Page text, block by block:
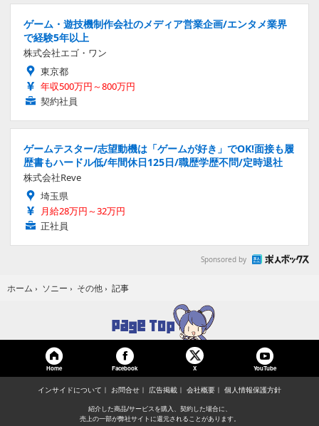
ゲーム・遊技機制作会社のメディア営業企画/エンタメ業界
で経験5年以上
株式会社エゴ・ワン
東京都
年収500万円～800万円
契約社員
ゲームテスター/志望動機は「ゲームが好き」でOK!面接も履
歴書もハードル低/年間休日125日/職歴学歴不問/定時退社
株式会社Reve
埼玉県
月給28万円～32万円
正社員
Sponsored by
ホーム › ソニー › その他 › 記事
Home Facebook X YouTube
インサイドについて お問合せ 広告掲載 会社概要 個人情報保護方針
紹介した商品/サービスを購入、契約した場合に、
売上の一部が弊社サイトに還元されることがあります。